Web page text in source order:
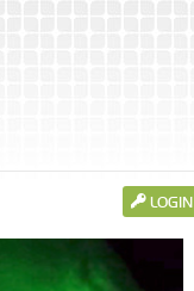
LOGIN